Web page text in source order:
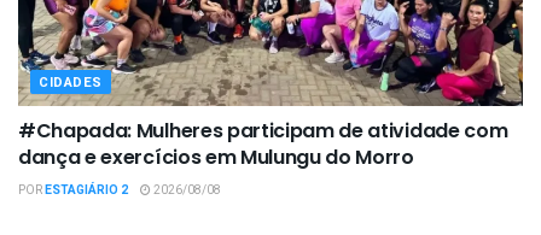
CIDADES
#Chapada: Mulheres participam de atividade com
dança e exercícios em Mulungu do Morro
PORESTAGIÁRIO 2 2026/08/08